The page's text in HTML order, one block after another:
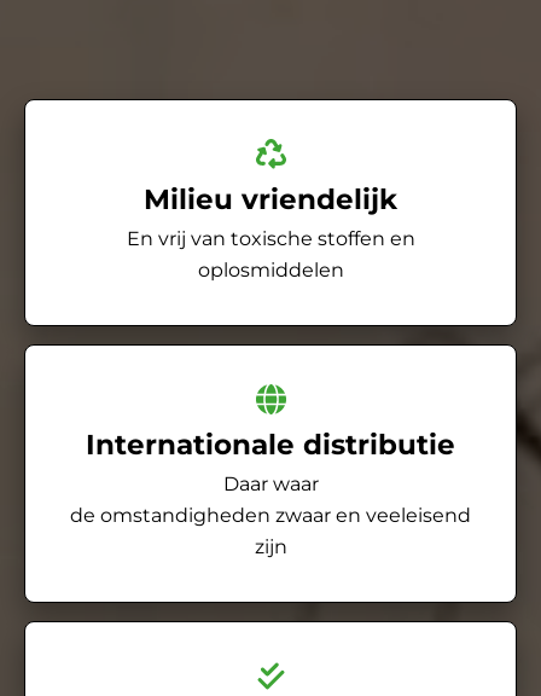
Milieu vriendelijk
En vrij van toxische stoffen en
oplosmiddelen
Internationale distributie
Daar waar
de omstandigheden zwaar en veeleisend
zijn